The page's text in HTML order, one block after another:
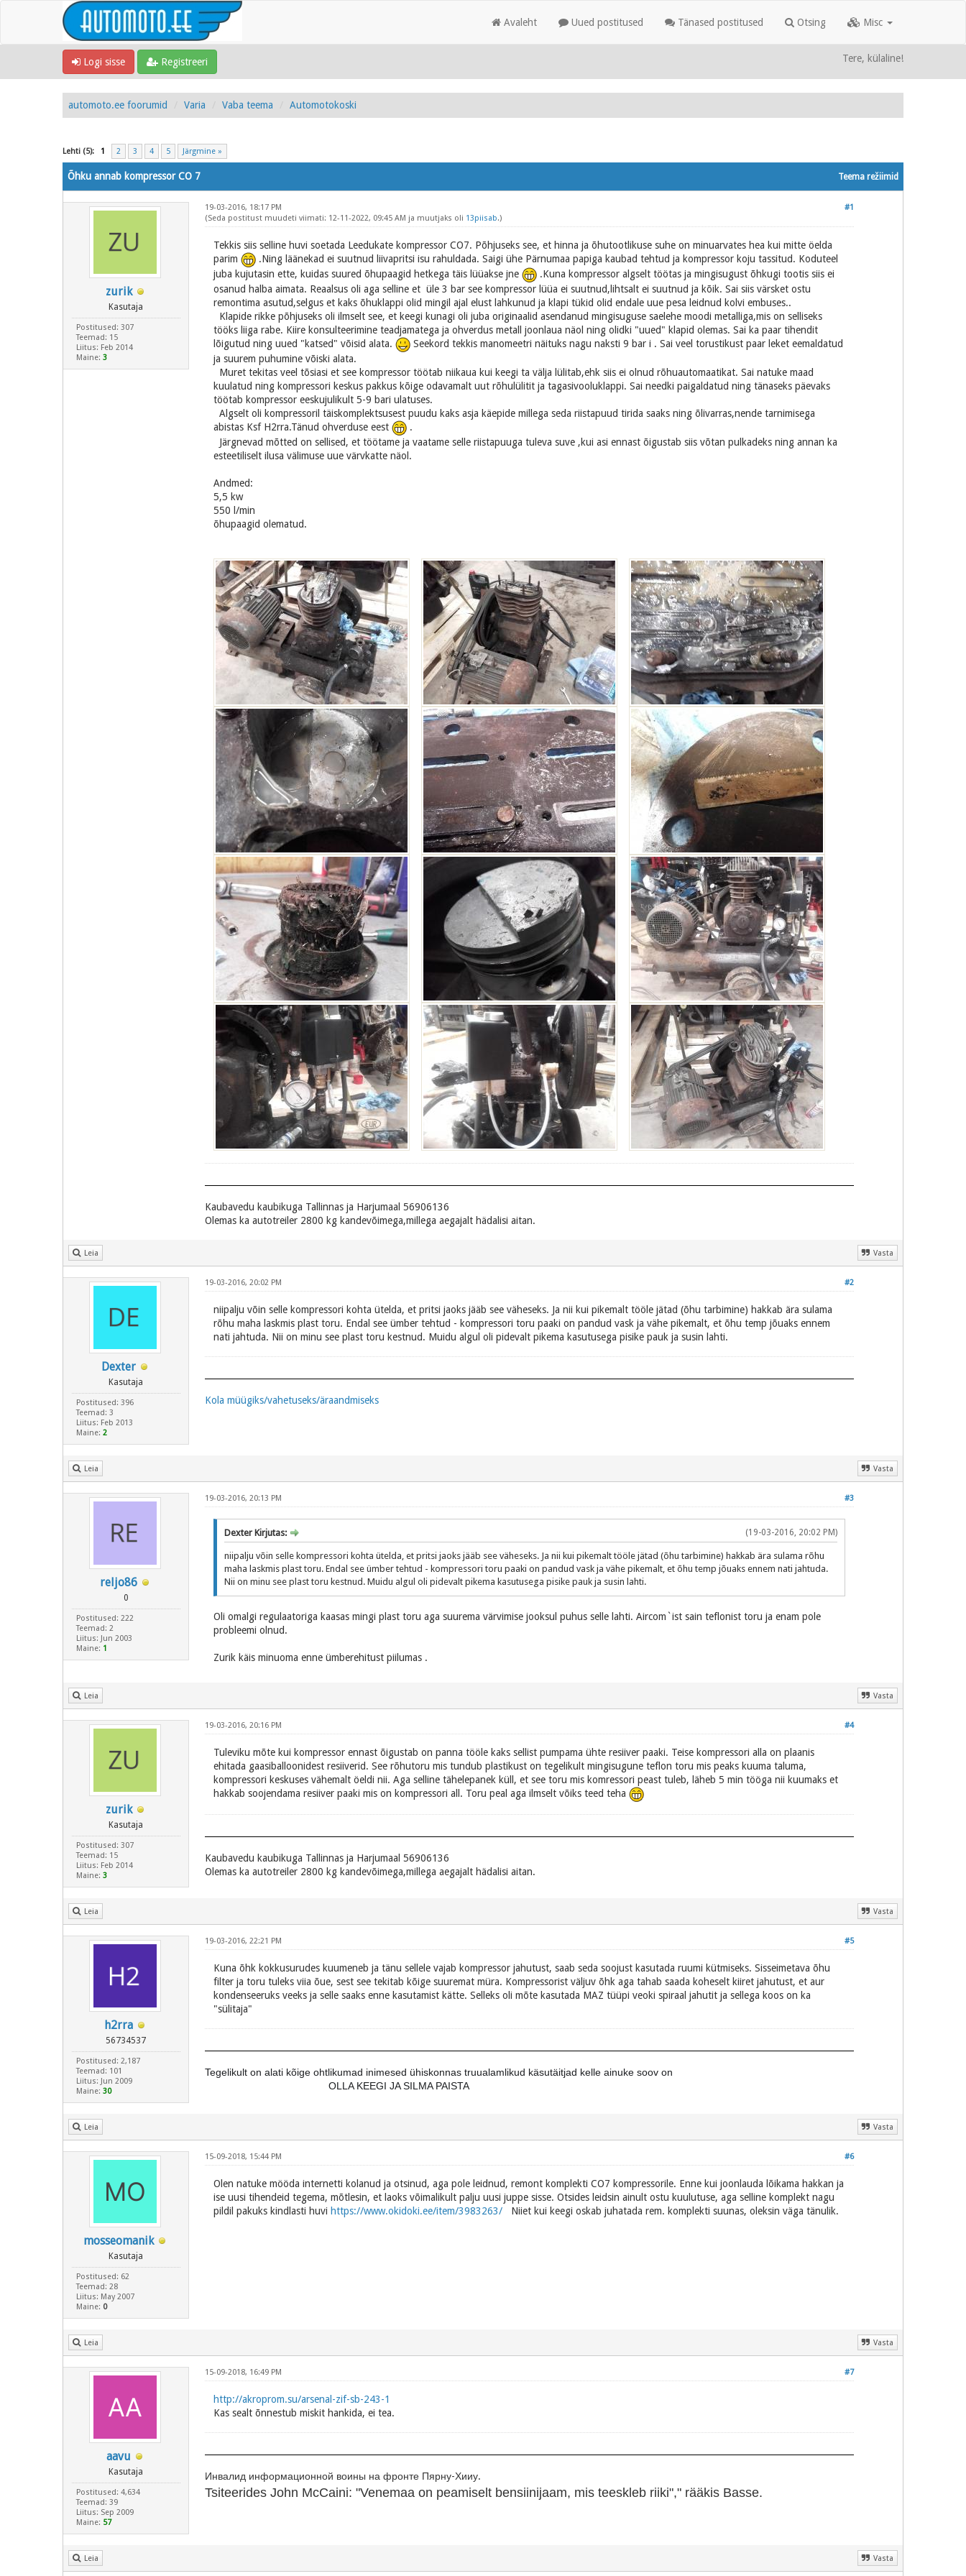
Avaleht Uued postitused Tänased postitused Otsing Misc
Logi sisse Registreeri Tere, külaline!
automoto.ee foorumid Varia Vaba teema Automotokoski
Lehti (5): 1 2 3 4 5 Järgmine »
Teema režiimid
Õhku annab kompressor CO 7
zurik
Kasutaja
Postitused: 307
Teemad: 15
Liitus: Feb 2014
Maine: 3
#1
19-03-2016, 18:17 PM
(Seda postitust muudeti viimati: 12-11-2022, 09:45 AM ja muutjaks oli 13piisab.)
Tekkis siis selline huvi soetada Leedukate kompressor CO7. Põhjuseks see, et hinna ja õhutootlikuse suhe on minuarvates hea kui mitte öelda
parim
.Ning läänekad ei suutnud liivapritsi isu rahuldada. Saigi ühe Pärnumaa papiga kaubad tehtud ja kompressor koju tassitud. Koduteel
juba kujutasin ette, kuidas suured õhupaagid hetkega täis lüüakse jne
.Kuna kompressor algselt töötas ja mingisugust õhkugi tootis siis ei
osanud halba aimata. Reaalsus oli aga selline et üle 3 bar see kompressor lüüa ei suutnud,lihtsalt ei suutnud ja kõik. Sai siis värsket ostu
remontima asutud,selgus et kaks õhuklappi olid mingil ajal elust lahkunud ja klapi tükid olid endale uue pesa leidnud kolvi embuses..
Klapide rikke põhjuseks oli ilmselt see, et keegi kunagi oli juba originaalid asendanud mingisuguse saelehe moodi metalliga,mis on selliseks
tööks liiga rabe. Kiire konsulteerimine teadjamatega ja ohverdus metall joonlaua näol ning olidki "uued" klapid olemas. Sai ka paar tihendit
lõigutud ning uued "katsed" võisid alata.
Seekord tekkis manomeetri näituks nagu naksti 9 bar i . Sai veel torustikust paar leket eemaldatud
ja suurem puhumine võiski alata.
Muret tekitas veel tõsiasi et see kompressor töötab niikaua kui keegi ta välja lülitab,ehk siis ei olnud rõhuautomaatikat. Sai natuke maad
kuulatud ning kompressori keskus pakkus kõige odavamalt uut rõhulülitit ja tagasivooluklappi. Sai needki paigaldatud ning tänaseks päevaks
töötab kompressor eeskujulikult 5-9 bari ulatuses.
Algselt oli kompressoril täiskomplektsusest puudu kaks asja käepide millega seda riistapuud tirida saaks ning õlivarras,nende tarnimisega
abistas Ksf H2rra.Tänud ohverduse eest
.
Järgnevad mõtted on sellised, et töötame ja vaatame selle riistapuuga tuleva suve ,kui asi ennast õigustab siis võtan pulkadeks ning annan ka
esteetiliselt ilusa välimuse uue värvkatte näol.
Andmed:
5,5 kw
550 l/min
õhupaagid olematud.
Kaubavedu kaubikuga Tallinnas ja Harjumaal 56906136
Olemas ka autotreiler 2800 kg kandevõimega,millega aegajalt hädalisi aitan.
Leia Vasta
Dexter
Kasutaja
Postitused: 396
Teemad: 3
Liitus: Feb 2013
Maine: 2
#2
19-03-2016, 20:02 PM
niipalju võin selle kompressori kohta ütelda, et pritsi jaoks jääb see väheseks. Ja nii kui pikemalt tööle jätad (õhu tarbimine) hakkab ära sulama
rõhu maha laskmis plast toru. Endal see ümber tehtud - kompressori toru paaki on pandud vask ja vähe pikemalt, et õhu temp jõuaks ennem
nati jahtuda. Nii on minu see plast toru kestnud. Muidu algul oli pidevalt pikema kasutusega pisike pauk ja susin lahti.
Kola müügiks/vahetuseks/äraandmiseks
Leia Vasta
reljo86
0
Postitused: 222
Teemad: 2
Liitus: Jun 2003
Maine: 1
#3
19-03-2016, 20:13 PM
(19-03-2016, 20:02 PM)
Dexter Kirjutas:
niipalju võin selle kompressori kohta ütelda, et pritsi jaoks jääb see väheseks. Ja nii kui pikemalt tööle jätad (õhu tarbimine) hakkab ära sulama rõhu
maha laskmis plast toru. Endal see ümber tehtud - kompressori toru paaki on pandud vask ja vähe pikemalt, et õhu temp jõuaks ennem nati jahtuda.
Nii on minu see plast toru kestnud. Muidu algul oli pidevalt pikema kasutusega pisike pauk ja susin lahti.
Oli omalgi regulaatoriga kaasas mingi plast toru aga suurema värvimise jooksul puhus selle lahti. Aircom`ist sain teflonist toru ja enam pole
probleemi olnud.
Zurik käis minuoma enne ümberehitust piilumas .
Leia Vasta
zurik
Kasutaja
Postitused: 307
Teemad: 15
Liitus: Feb 2014
Maine: 3
#4
19-03-2016, 20:16 PM
Tuleviku mõte kui kompressor ennast õigustab on panna tööle kaks sellist pumpama ühte resiiver paaki. Teise kompressori alla on plaanis
ehitada gaasiballoonidest resiiverid. See rõhutoru mis tundub plastikust on tegelikult mingisugune teflon toru mis peaks kuuma taluma,
kompressori keskuses vähemalt öeldi nii. Aga selline tähelepanek küll, et see toru mis komressori peast tuleb, läheb 5 min tööga nii kuumaks et
hakkab soojendama resiiver paaki mis on kompressori all. Toru peal aga ilmselt võiks teed teha
Kaubavedu kaubikuga Tallinnas ja Harjumaal 56906136
Olemas ka autotreiler 2800 kg kandevõimega,millega aegajalt hädalisi aitan.
Leia Vasta
h2rra
56734537
Postitused: 2,187
Teemad: 101
Liitus: Jun 2009
Maine: 30
#5
19-03-2016, 22:21 PM
Kuna õhk kokkusurudes kuumeneb ja tänu sellele vajab kompressor jahutust, saab seda soojust kasutada ruumi kütmiseks. Sisseimetava õhu
filter ja toru tuleks viia õue, sest see tekitab kõige suuremat müra. Kompressorist väljuv õhk aga tahab saada koheselt kiiret jahutust, et aur
kondenseeruks veeks ja selle saaks enne kasutamist kätte. Selleks oli mõte kasutada MAZ tüüpi veoki spiraal jahutit ja sellega koos on ka
"sülitaja"
Tegelikult on alati kõige ohtlikumad inimesed ühiskonnas truualamlikud käsutäitjad kelle ainuke soov on
OLLA KEEGI JA SILMA PAISTA
Leia Vasta
mosseomanik
Kasutaja
Postitused: 62
Teemad: 28
Liitus: May 2007
Maine: 0
#6
15-09-2018, 15:44 PM
Olen natuke mööda internetti kolanud ja otsinud, aga pole leidnud, remont komplekti CO7 kompressorile. Enne kui joonlauda lõikama hakkan ja
ise uusi tihendeid tegema, mõtlesin, et laoks võimalikult palju uusi juppe sisse. Otsides leidsin ainult ostu kuulutuse, aga selline komplekt nagu
pildil pakuks kindlasti huvi https://www.okidoki.ee/item/3983263/Niiet kui keegi oskab juhatada rem. komplekti suunas, oleksin väga tänulik.
Leia Vasta
aavu
Kasutaja
Postitused: 4,634
Teemad: 39
Liitus: Sep 2009
Maine: 57
#7
15-09-2018, 16:49 PM
http://akroprom.su/arsenal-zif-sb-243-1
Kas sealt õnnestub miskit hankida, ei tea.
Инвалид информационной воины на фронте Пярну-Хииу.
Tsiteerides John McCaini: "Venemaa on peamiselt bensiinijaam, mis teeskleb riiki"," rääkis Basse.
Leia Vasta